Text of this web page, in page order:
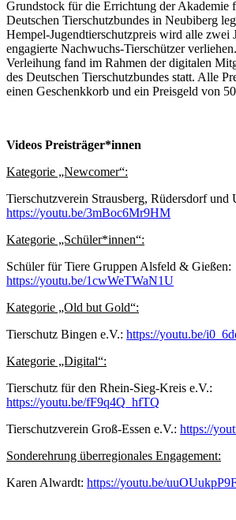
Grundstock für die Errichtung der Akademie
Deutschen Tierschutzbundes in Neubiberg
Hempel-Jugendtierschutzpreis wird alle zwei
engagierte Nachwuchs-Tierschützer
Verleihung fand im Rahmen der digitalen
des Deutschen Tierschutzbundes statt. Alle
einen Geschenkkorb und ein Preisgeld von
Videos Preisträger*innen
Kategorie „Newcomer“:
Tierschutzverein Strausberg, Rüdersdorf und
https://youtu.be/3mBoc6Mr9HM
Kategorie „Schüler*innen“:
Schüler für Tiere Gruppen Alsfeld & Gießen:
https://youtu.be/1cwWeTWaN1U
Kategorie „Old but Gold“:
Tierschutz Bingen e.V.: https://youtu.be/
Kategorie „Digital“:
Tierschutz für den Rhein-Sieg-Kreis e.V.:
https://youtu.be/fF9q4Q_hfTQ
Tierschutzverein Groß-Essen e.V.: https://
Sonderehrung überregionales Engagement:
Karen Alwardt: https://youtu.be/